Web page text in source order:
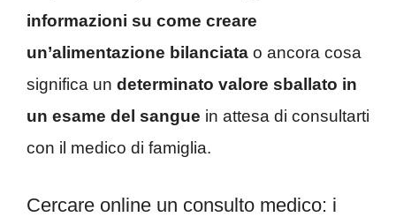
informazioni su come creare
un’alimentazione bilanciata o ancora cosa
significa un determinato valore sballato in
un esame del sangue in attesa di consultarti
con il medico di famiglia.
Cercare online un consulto medico: i